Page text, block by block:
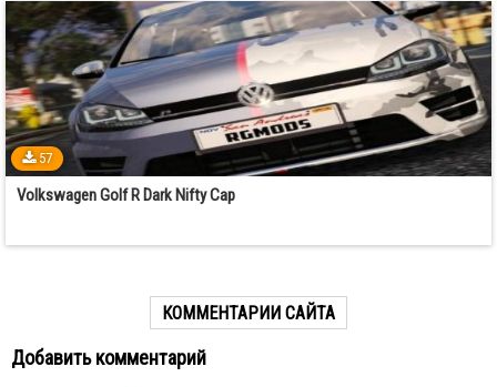
57
Volkswagen Golf R Dark Nifty Cap
КОММЕНТАРИИ САЙТА
Добавить комментарий